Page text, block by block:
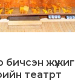
жүжиг
театрт